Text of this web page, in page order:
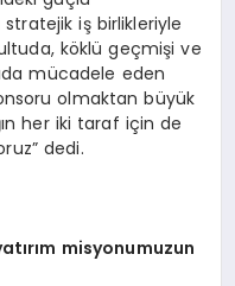
iş birlikleriyle
köklü geçmişi ve
mücadele eden
olmaktan büyük
her iki taraf için de
dedi.
misyonumuzun